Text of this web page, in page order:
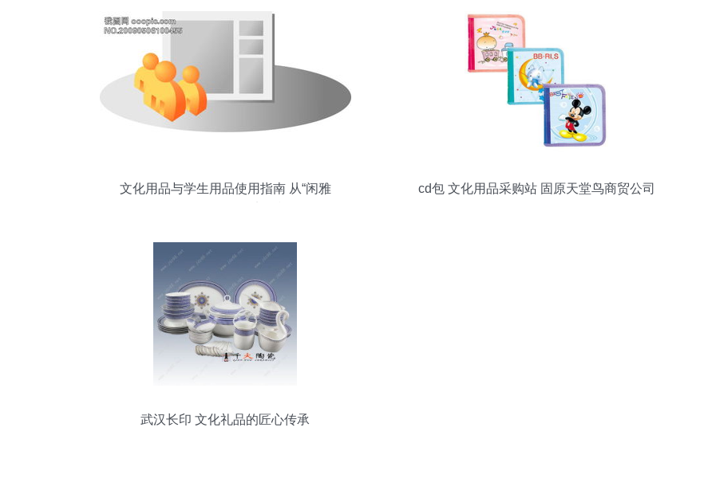
文化用品与学生用品使用指南 从“闲雅
cd包 文化用品采购站 固原天堂鸟商贸公司
武汉长印 文化礼品的匠心传承